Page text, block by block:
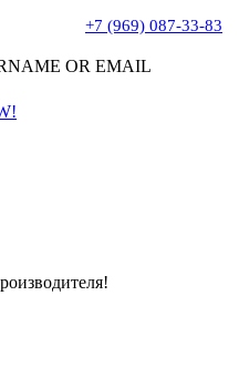
OR EMAIL
+7 (969) 087-33-83